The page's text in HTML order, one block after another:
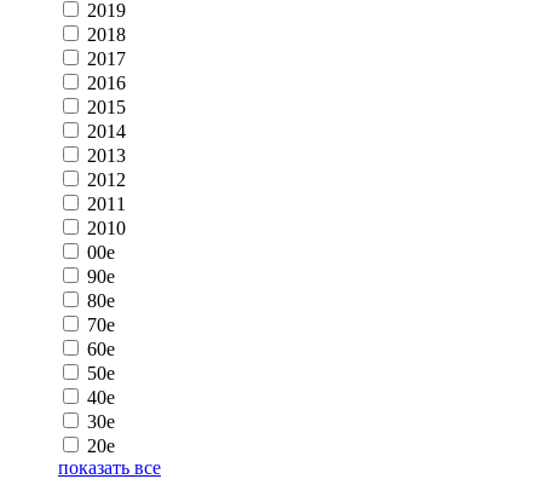
2019
2018
2017
2016
2015
2014
2013
2012
2011
2010
00e
90e
80e
70e
60e
50e
40e
30e
20e
показать все